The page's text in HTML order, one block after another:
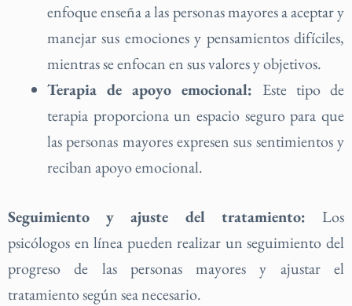
enfoque enseña a las personas mayores a aceptar y
manejar sus emociones y pensamientos difíciles,
mientras se enfocan en sus valores y objetivos.
Terapia de apoyo emocional: Este tipo de
terapia proporciona un espacio seguro para que
las personas mayores expresen sus sentimientos y
reciban apoyo emocional.
Seguimiento y ajuste del tratamiento: Los
psicólogos en línea pueden realizar un seguimiento del
progreso de las personas mayores y ajustar el
tratamiento según sea necesario.